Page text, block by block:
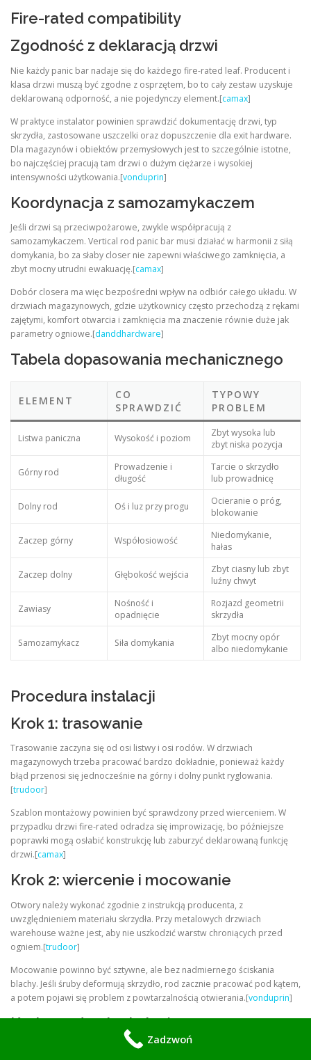
Fire-rated compatibility
Zgodność z deklaracją drzwi
Nie każdy panic bar nadaje się do każdego fire-rated leaf. Producent i
klasa drzwi muszą być zgodne z osprzętem, bo to cały zestaw uzyskuje
deklarowaną odporność, a nie pojedynczy element.[camax]
W praktyce instalator powinien sprawdzić dokumentację drzwi, typ
skrzydła, zastosowane uszczelki oraz dopuszczenie dla exit hardware.
Dla magazynów i obiektów przemysłowych jest to szczególnie istotne,
bo najczęściej pracują tam drzwi o dużym ciężarze i wysokiej
intensywności użytkowania.[vonduprin]
Koordynacja z samozamykaczem
Jeśli drzwi są przeciwpożarowe, zwykle współpracują z
samozamykaczem. Vertical rod panic bar musi działać w harmonii z siłą
domykania, bo za słaby closer nie zapewni właściwego zamknięcia, a
zbyt mocny utrudni ewakuację.[camax]
Dobór closera ma więc bezpośredni wpływ na odbiór całego układu. W
drzwiach magazynowych, gdzie użytkownicy często przechodzą z rękami
zajętymi, komfort otwarcia i zamknięcia ma znaczenie równie duże jak
parametry ogniowe.[danddhardware]
Tabela dopasowania mechanicznego
ELEMENT
CO
SPRAWDZIĆ
TYPOWY
PROBLEM
Listwa paniczna Wysokość i poziom
Zbyt wysoka lub
zbyt niska pozycja
Górny rod
Prowadzenie i
długość
Tarcie o skrzydło
lub prowadnicę
Dolny rod Oś i luz przy progu
Ocieranie o próg,
blokowanie
Zaczep górny Współosiowość
Niedomykanie,
hałas
Zaczep dolny Głębokość wejścia
Zbyt ciasny lub zbyt
luźny chwyt
Zawiasy
Nośność i
opadnięcie
Rozjazd geometrii
skrzydła
Samozamykacz Siła domykania
Zbyt mocny opór
albo niedomykanie
Procedura instalacji
Krok 1: trasowanie
Trasowanie zaczyna się od osi listwy i osi rodów. W drzwiach
magazynowych trzeba pracować bardzo dokładnie, ponieważ każdy
błąd przenosi się jednocześnie na górny i dolny punkt ryglowania.
[trudoor]
Szablon montażowy powinien być sprawdzony przed wierceniem. W
przypadku drzwi fire-rated odradza się improwizację, bo późniejsze
poprawki mogą osłabić konstrukcję lub zaburzyć deklarowaną funkcję
drzwi.[camax]
Krok 2: wiercenie i mocowanie
Otwory należy wykonać zgodnie z instrukcją producenta, z
uwzględnieniem materiału skrzydła. Przy metalowych drzwiach
warehouse ważne jest, aby nie uszkodzić warstw chroniących przed
ogniem.[trudoor]
Mocowanie powinno być sztywne, ale bez nadmiernego ściskania
blachy. Jeśli śruby deformują skrzydło, rod zacznie pracować pod kątem,
a potem pojawi się problem z powtarzalnością otwierania.[vonduprin]
Krok 3: ustawienie końcowe
Po osadzeniu listwy trzeba ustawić długość rodów i dopasować
Zadzwoń